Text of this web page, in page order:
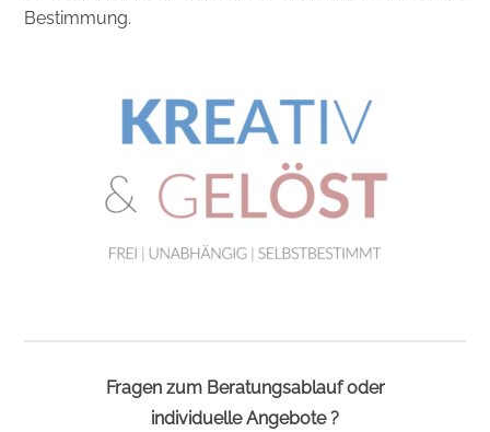
Bestimmung.
Fragen zum Beratungsablauf oder
individuelle Angebote ?